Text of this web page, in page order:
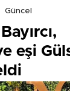
Güncel
eşi